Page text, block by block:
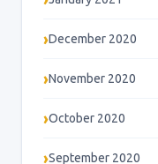
December 2020
November 2020
October 2020
September 2020